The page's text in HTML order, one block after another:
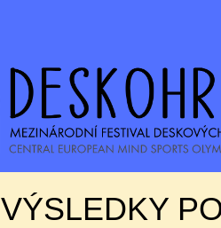
VÝSLEDKY